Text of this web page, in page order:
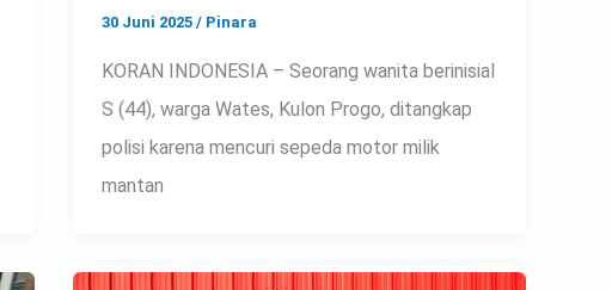
30 Juni 2025/ Pinara
KORAN INDONESIA – Seorang wanita berinisial
S (44), warga Wates, Kulon Progo, ditangkap
polisi karena mencuri sepeda motor milik
mantan